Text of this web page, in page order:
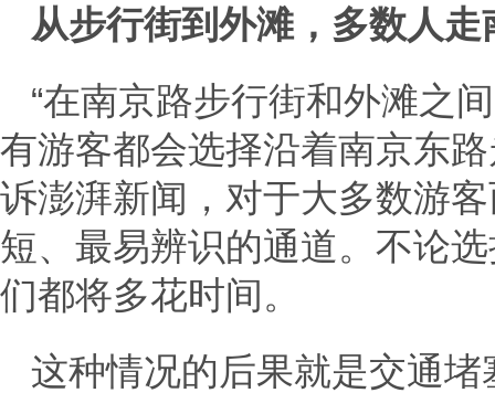
从步行街到外滩，多数人走
“在南京路步行街和外滩之
有游客都会选择沿着南京东
诉澎湃新闻，对于大多数游
短、最易辨识的通道。不论
们都将多花时间。
这种情况的后果就是交通